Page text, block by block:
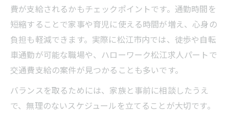
費が支給されるかもチェックポイントです。通勤時間を
短縮することで家事や育児に使える時間が増え、心身の
負担も軽減できます。実際に松江市内では、徒歩や自転
車通勤が可能な職場や、ハローワーク松江求人パートで
交通費支給の案件が見つかることも多いです。
バランスを取るためには、家族と事前に相談したうえ
で、無理のないスケジュールを立てることが大切です。